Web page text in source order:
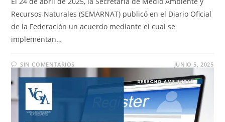
Recursos Naturales (SEMARNAT) publicó en el Diario Oficial
de la Federación un acuerdo mediante el cual se
implementan…
SIN COMENTARIOS JUNIO 5, 2025